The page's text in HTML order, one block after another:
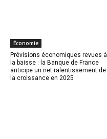
Économie
Prévisions économiques revues à
la baisse : la Banque de France
anticipe un net ralentissement de
la croissance en 2025